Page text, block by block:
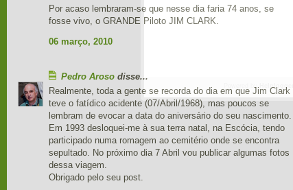
Por acaso lembraram-se que nesse dia faria 74 anos, se
fosse vivo, o GRANDE Piloto JIM CLARK.
06 março, 2010
Pedro Aroso disse...
Realmente, toda a gente se recorda do dia em que Jim Clark
teve o fatídico acidente (07/Abril/1968), mas poucos se
lembram de evocar a data do aniversário do seu nascimento.
Em 1993 desloquei-me à sua terra natal, na Escócia, tendo
participado numa romagem ao cemitério onde se encontra
sepultado. No próximo dia 7 Abril vou publicar algumas fotos
dessa viagem.
Obrigado pelo seu post.
Powered by Helplogger